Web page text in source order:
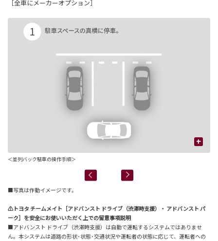
［全車にメーカーオプション］
+
＜並列バック駐車の操作手順＞
■写真は作動イメージです。
⚠トヨタ チームメイト［アドバンスト ドライブ（渋滞時支援）・ アドバンスト パ
ーク］を安全にお使いいただく上での留意事項説明
■アドバンスト ドライブ（渋滞時支援）は自動で運転するシステムではありませ
ん。本システムは道路の形状･状態･交通状況や運転者の状態に応じて、運転者への